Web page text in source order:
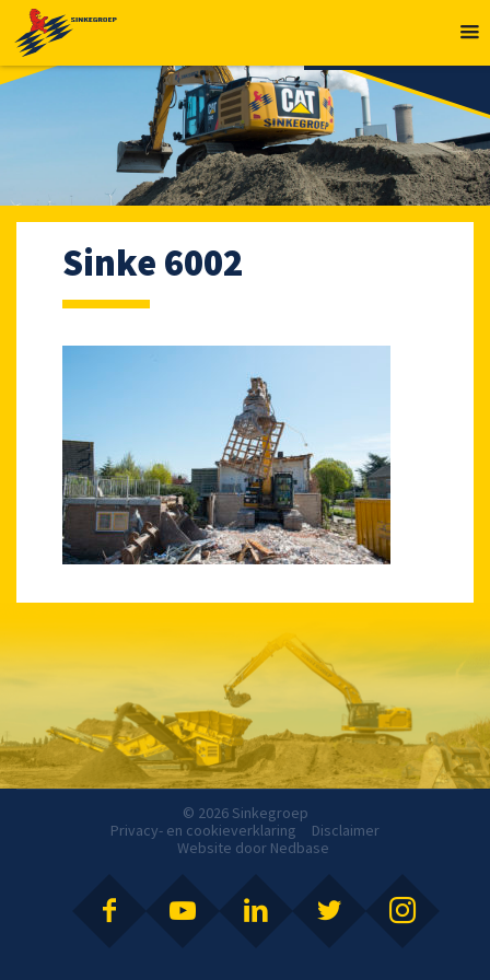
Sinke 6002
© 2026 Sinkegroep
Privacy- en cookieverklaring
Disclaimer
Website door Nedbase